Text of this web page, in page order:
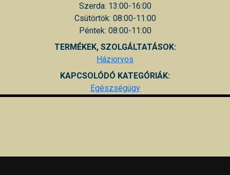
Szerda: 13:00-16:00
Csütörtök: 08:00-11:00
Péntek: 08:00-11:00
TERMÉKEK, SZOLGÁLTATÁSOK:
Háziorvos
KAPCSOLÓDÓ KATEGÓRIÁK:
Egészségügy